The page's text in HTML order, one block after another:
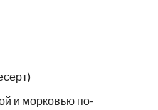
и морковью по-